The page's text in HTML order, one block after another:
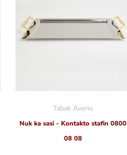
Tabak Avons
Nuk ka sasi - Kontakto stafin 0800
08 08